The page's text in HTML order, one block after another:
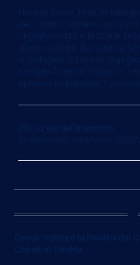
Elio e le Storie Tese, la
dei Cachi a Sanremo aprirono
orgoglioso»Elio e le Storie
«Dopo la Terra dei Cachi a
un'indagine. Fui molto
famiglia, la band. «Dopo la
aprirono un'indagine. Fui molto
201. La via del tramonto
on 13/05/
12
Come Trattare la Perdita dei
Capelli in Turchia